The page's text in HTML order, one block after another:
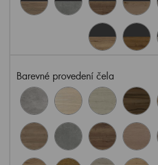
Barevné provedení čela